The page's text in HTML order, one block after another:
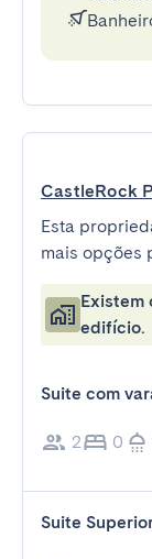
CastleRock
Esta
mais opções
Existem
edifício.
Suite com
2 0
Suite